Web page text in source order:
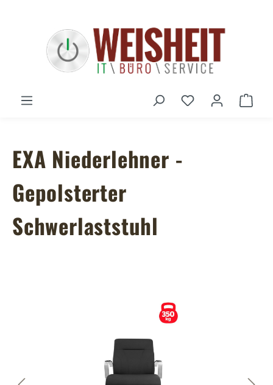
Du hast 0
EXA Niederlehner -
Gepolsterter
Schwerlaststuhl